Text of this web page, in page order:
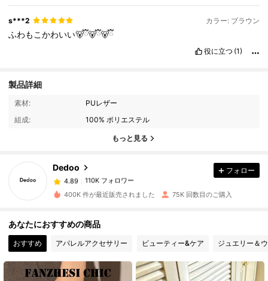
s***2 カラー: ブラウン
ふわもこかわいい🐻ྀི🐻ྀི🐻ྀི
役に立つ (1)
製品詳細
素材:
PUレザー
組成:
100% ポリエステル
もっと見る
Dedoo
110K フォロワー
110K フォロワー
m***8 は1日前 に購入しました
110K フォロワー
フォロー
400K 件が最近販売されました 75K 回数目のご購入
あなたにおすすめの商品
おすすめ アパレルアクセサリー ビューティー&ケア ジュエリー＆